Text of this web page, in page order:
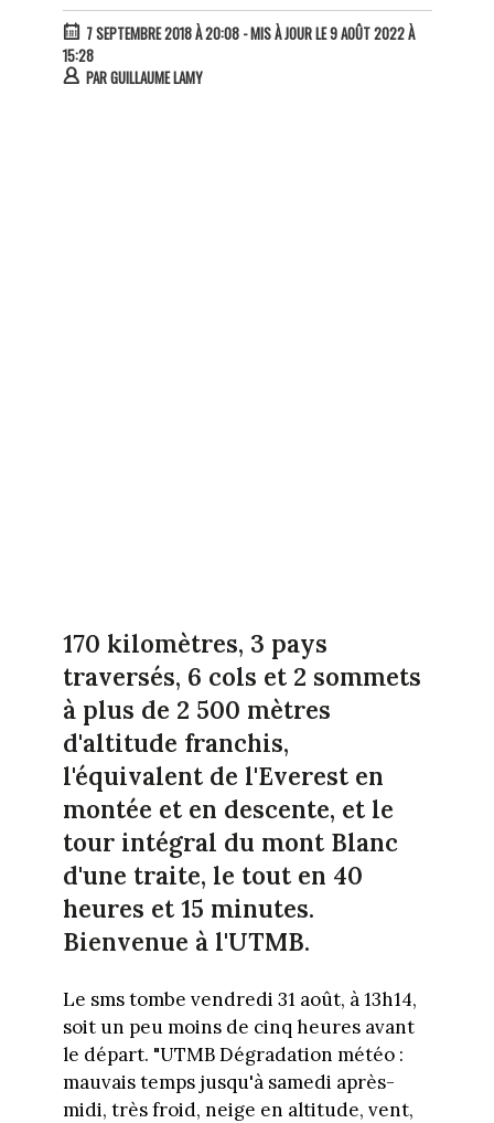
7 SEPTEMBRE 2018 À 20:08- MIS À JOUR LE 9 AOÛT 2022 À
15:28
PARGUILLAUME LAMY
170 kilomètres, 3 pays
traversés, 6 cols et 2 sommets
à plus de 2 500 mètres
d'altitude franchis,
l'équivalent de l'Everest en
montée et en descente, et le
tour intégral du mont Blanc
d'une traite, le tout en 40
heures et 15 minutes.
Bienvenue à l'UTMB.
Le sms tombe vendredi 31 août, à 13h14,
soit un peu moins de cinq heures avant
le départ. "UTMB Dégradation météo :
mauvais temps jusqu'à samedi après-
midi, très froid, neige en altitude, vent,